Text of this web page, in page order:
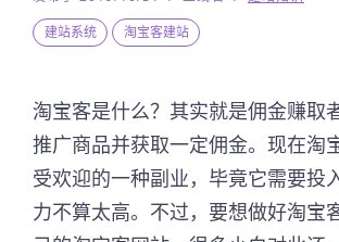
建站系统
淘宝客建站
淘宝客是什么？其实就是佣金赚取
推广商品并获取一定佣金。现在淘
受欢迎的一种副业，毕竟它需要投
力不算太高。不过，要想做好淘宝